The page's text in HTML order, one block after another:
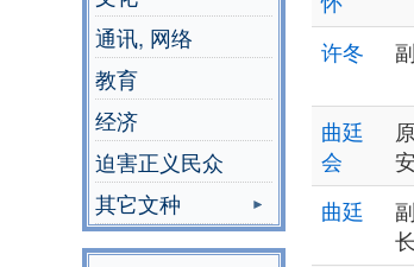
通讯, 网络
教育
经济
迫害正义民众
其它文种
许冬
曲廷
会
曲廷
长